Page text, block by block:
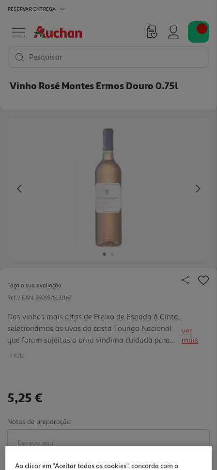
RESERVAR ENTREGA
Pesquisar
Vinho Rosé Montes Ermos Douro 0.75l
Previous
Faça a sua avaliação
Ref. / EAN: 5609975131167
Das vinhas mais altas de Freixo de Espada à Cinta,
selecionámos as uvas da casta Touriga Nacional
que foram sujeitas a uma vindima cuidada para
darem origem a este vinho fresco e frutado.
ver
mais
7 €/Lt
5,25 €
Notas de preparação
Ao clicar em "Aceitar todos os cookies", concorda com o